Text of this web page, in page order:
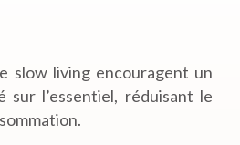
slow living encouragent un
sur l’essentiel, réduisant le